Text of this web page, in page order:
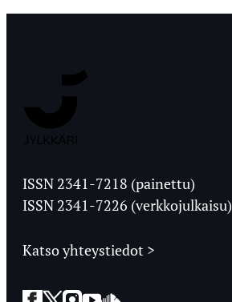
Ylioppilaslehti
ISSN 2341-7218 (painettu)
ISSN 2341-7226 (verkkojulkaisu)
Katso yhteystiedot >